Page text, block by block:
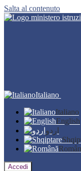
Salta al contenuto
Italiano
Italiano
English
اردو
Accedi